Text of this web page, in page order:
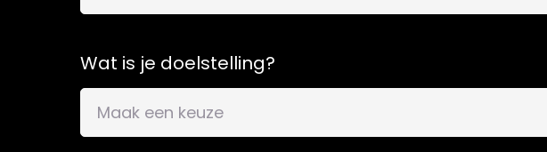
Wat is je doelstelling?